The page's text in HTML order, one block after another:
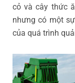
cỏ và cây thức
nhưng có một
của quá trình